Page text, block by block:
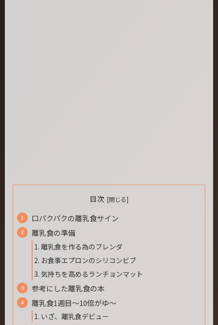
目次
口パクパクの離乳食サイン
離乳食の準備
離乳食を作る為のブレンダ
お食事エプロンのシリコンビブ
気持ちを高めるランチョンマット
参考にした離乳食の本
離乳食1週目～10倍がゆ～
いざ、離乳食デビュー